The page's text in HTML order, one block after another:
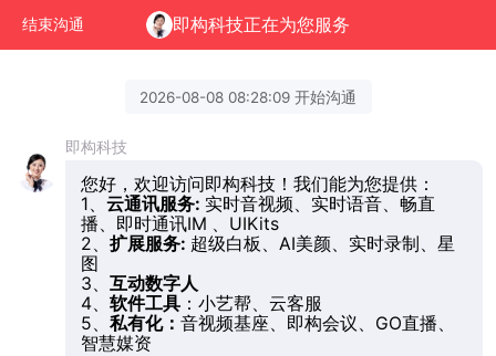
结束沟通 即构科技正在为您服务
2026-08-08 08:28:09 开始沟通
即构科技
您好，欢迎访问即构科技！我们能为您提供：
1、 云通讯服务: 实时音视频、实时语音、畅直
播、即时通讯IM 、UIKits
2、 扩展服务: 超级白板、AI美颜、实时录制、星
图
3、 互动数字人
4、 软件工具：小艺帮、云客服
5、 私有化： 音视频基座、即构会议、GO直播、
智慧媒资